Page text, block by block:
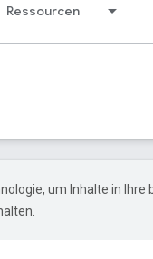
Ressourcen
um Inhalte in